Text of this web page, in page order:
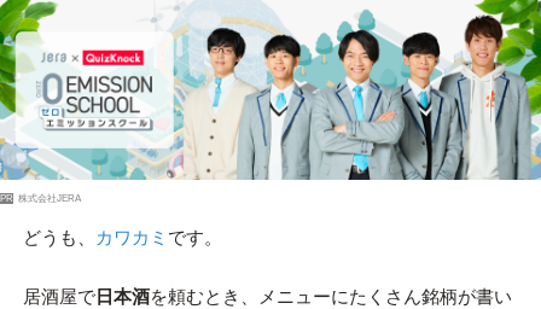
PR 株式会社JERA
どうも、 カワカミ です。
居酒屋で日本酒を頼むとき、メニューにたくさん銘柄が書い